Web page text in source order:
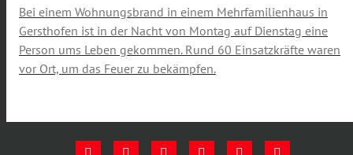
Bei einem Wohnungsbrand in einem Mehrfamilienhaus in
Gersthofen ist in der Nacht von Montag auf Dienstag eine
Person ums Leben gekommen. Rund 60 Einsatzkräfte waren
vor Ort, um das Feuer zu bekämpfen.